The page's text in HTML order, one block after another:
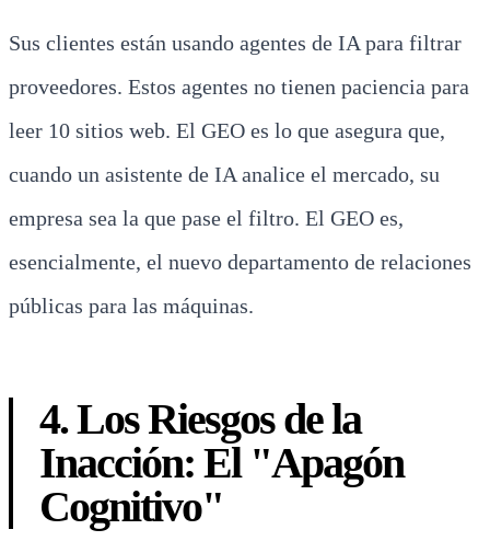
Sus clientes están usando agentes de IA para filtrar
proveedores. Estos agentes no tienen paciencia para
leer 10 sitios web. El GEO es lo que asegura que,
cuando un asistente de IA analice el mercado, su
empresa sea la que pase el filtro. El GEO es,
esencialmente, el nuevo departamento de relaciones
públicas para las máquinas.
4. Los Riesgos de la
Inacción: El "Apagón
Cognitivo"